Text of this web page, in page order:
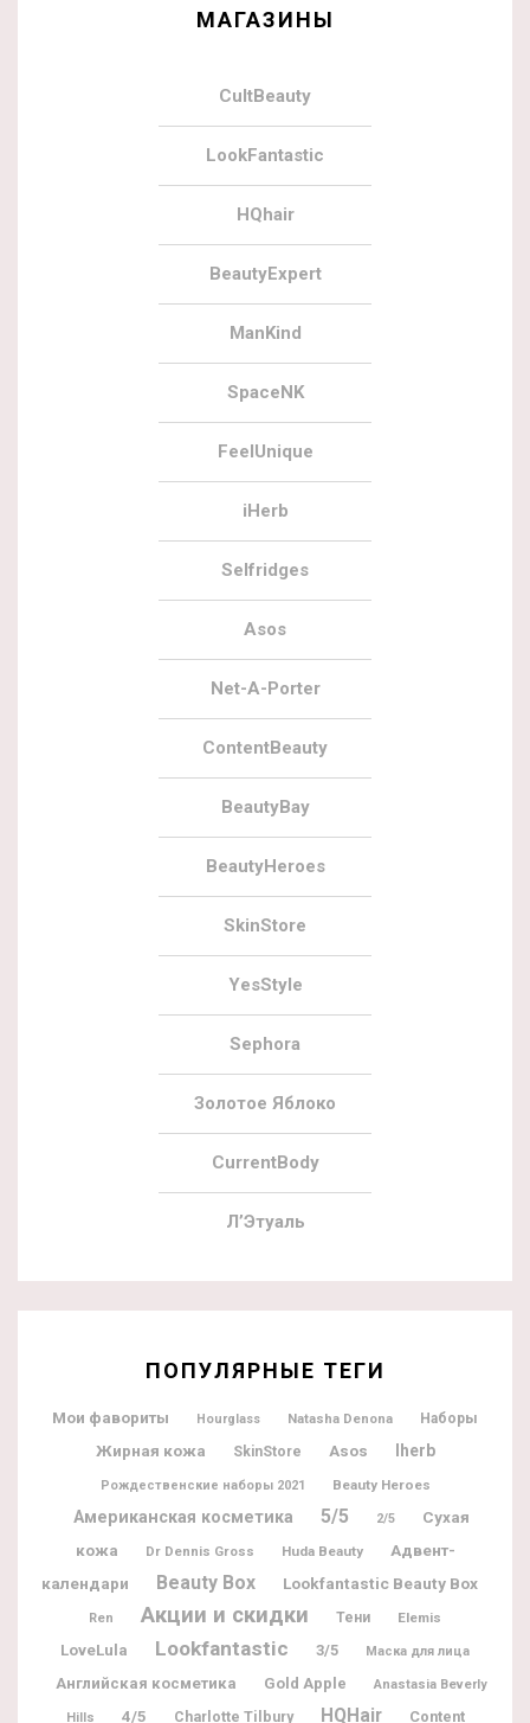
МАГАЗИНЫ
CultBeauty
LookFantastic
HQhair
BeautyExpert
ManKind
SpaceNK
FeelUnique
iHerb
Selfridges
Asos
Net-A-Porter
ContentBeauty
BeautyBay
BeautyHeroes
SkinStore
YesStyle
Sephora
Золотое Яблоко
CurrentBody
Л’Этуаль
ПОПУЛЯРНЫЕ ТЕГИ
Мои фавориты Hourglass Natasha Denona Наборы
Жирная кожа SkinStore Asos Iherb
Рождественские наборы 2021 Beauty Heroes
Американская косметика 5/5 2/5
Сухая
кожа
Dr Dennis Gross Huda Beauty
Адвент-
календари
Beauty Box Lookfantastic Beauty Box
Ren Акции и скидки Тени Elemis
LoveLula Lookfantastic 3/5 Маска для лица
Английская косметика Gold Apple Anastasia Beverly
Hills 4/5 Charlotte Tilbury HQHair
Content